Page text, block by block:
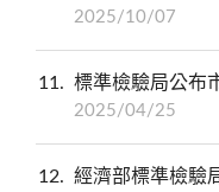
2025/10/07
11 標準檢驗局公布
2025/04/25
12 經濟部標準檢驗